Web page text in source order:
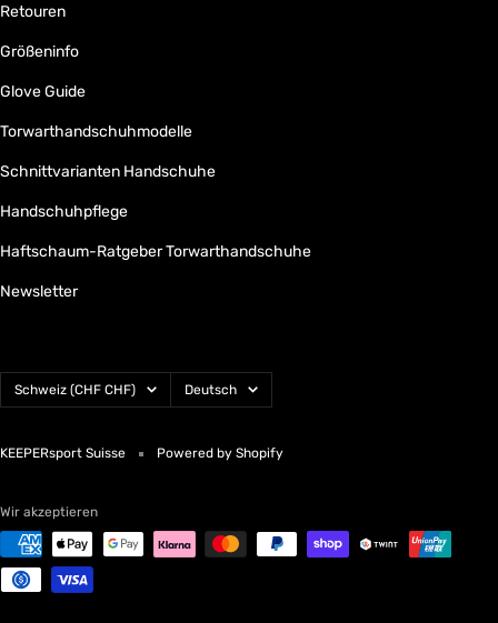
Retouren
Größeninfo
Glove Guide
Torwarthandschuhmodelle
Schnittvarianten Handschuhe
Handschuhpflege
Haftschaum-Ratgeber Torwarthandschuhe
Newsletter
Land/Region
Schweiz (CHF CHF) Sprache
Deutsch
KEEPERsport Suisse Powered by Shopify
Wir akzeptieren